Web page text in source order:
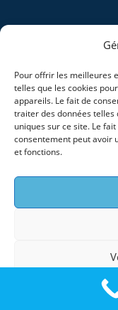
Pour offrir les meilleures
telles que les cookies
appareils. Le fait de
traiter des données telles
uniques sur ce site. Le
consentement peut avoir
et fonctions.
Réparation
Entretien et